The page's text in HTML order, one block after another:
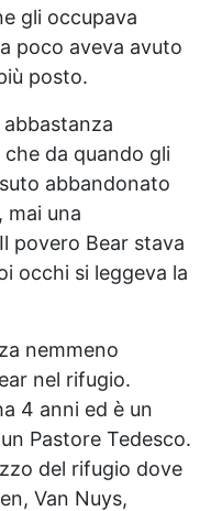
gli occupava
poco aveva avuto
posto.
che da quando gli
abbandonato
mai una
povero Bear stava
occhi si leggeva la
nemmeno
nel rifugio.
4 anni ed è un
Pastore Tedesco.
del rifugio dove
Van Nuys,